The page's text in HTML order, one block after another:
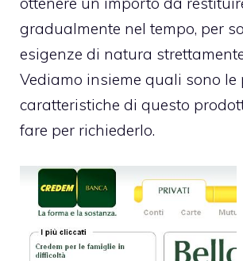
gradualmente nel tempo, per
esigenze di natura
Vediamo insieme quali sono le
caratteristiche di questo
fare per richiederlo.